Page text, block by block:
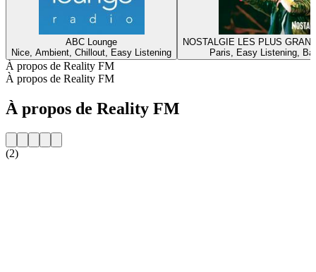
ABC Lounge
Nice, Ambient, Chillout, Easy Listening
NOSTALGIE LES PLUS
Paris, Easy Listening,
À propos de Reality FM
À propos de Reality FM
À propos de Reality FM
(2)